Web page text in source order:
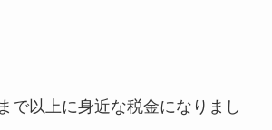
で以上に身近な税金になりまし